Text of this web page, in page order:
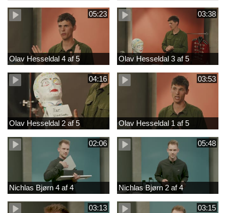
05:23
Olav Hesseldal 4 af 5
03:38
Olav Hesseldal 3 af 5
04:16
Olav Hesseldal 2 af 5
03:53
Olav Hesseldal 1 af 5
02:06
Nichlas Bjørn 4 af 4
05:48
Nichlas Bjørn 2 af 4
03:13 03:15